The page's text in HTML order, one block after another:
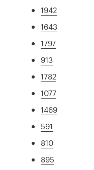
1942
1643
1797
913
1782
1077
1469
591
810
895